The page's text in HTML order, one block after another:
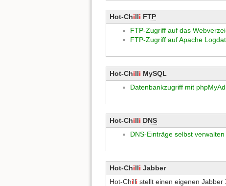
Hot-Chilli FTP
FTP-Zugriff auf das
FTP-Zugriff auf Apache
Hot-Chilli MySQL
Datenbankzugriff mit
Hot-Chilli DNS
DNS-Einträge selbst verwalten
Hot-Chilli Jabber
Hot-Chilli stellt einen eigenen Jabber